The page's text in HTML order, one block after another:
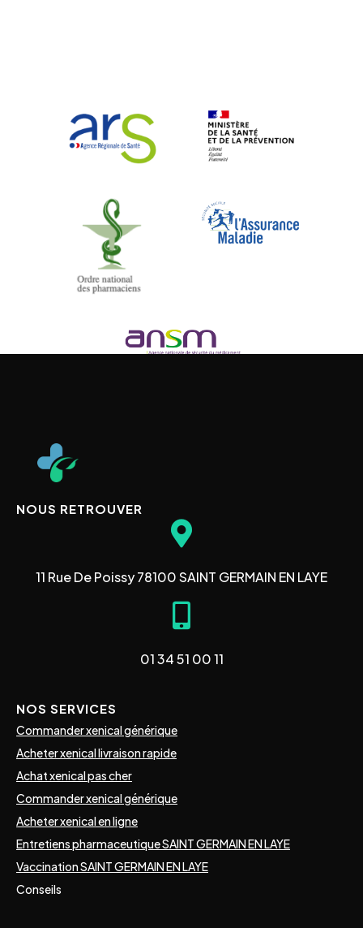
NOUS RETROUVER
11 Rue De Poissy 78100 SAINT GERMAIN EN LAYE
01 34 51 00 11
NOS SERVICES
Commander xenical générique
Acheter xenical livraison rapide
Achat xenical pas cher
Commander xenical générique
Acheter xenical en ligne
Entretiens pharmaceutique SAINT GERMAIN EN LAYE
Vaccination SAINT GERMAIN EN LAYE
Conseils